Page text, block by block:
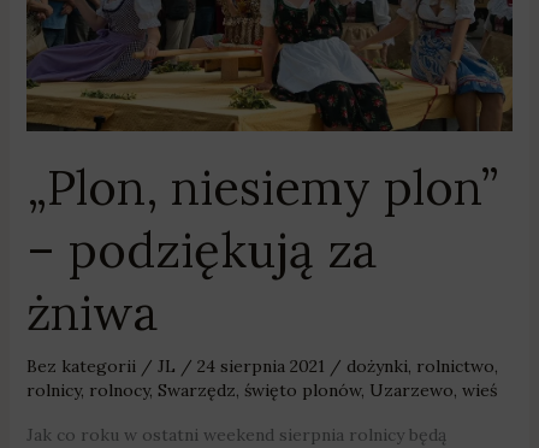
„Plon, niesiemy plon”
– podziękują za
żniwa
Bez kategorii/ JL / 24 sierpnia 2021 / dożynki, rolnictwo,
rolnicy, rolnocy, Swarzędz, święto plonów, Uzarzewo, wieś
Jak co roku w ostatni weekend sierpnia rolnicy będą
żniwa